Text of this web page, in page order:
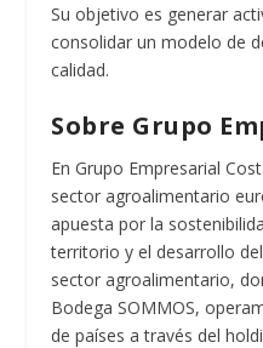
Su objetivo es generar
consolidar un modelo de
calidad.
Sobre Grupo
En Grupo Empresarial
sector agroalimentario
apuesta por la
territorio y el desarrollo
sector agroalimentario,
Bodega SOMMOS,
de países a través del